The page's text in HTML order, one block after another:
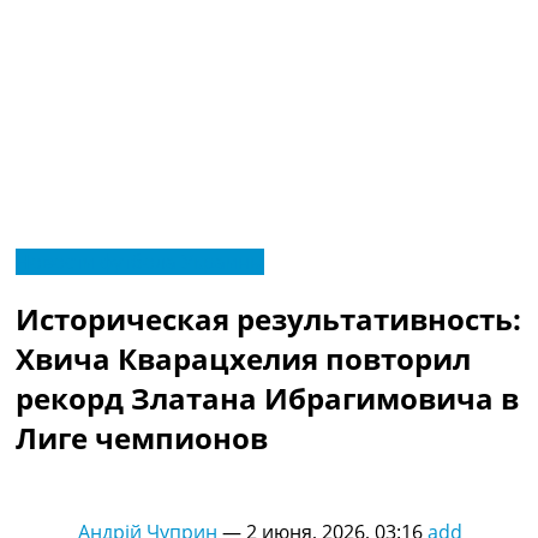
МенюНовости футбола
Видео
Трансферы
Новости футбола Украины
Последние комментарии
Конкурс прогнозов
Историческая результативность:
Хвича Кварацхелия повторил
рекорд Златана Ибрагимовича в
Лиге чемпионов
Андрій Чуприн —2 июня, 2026, 03:16add